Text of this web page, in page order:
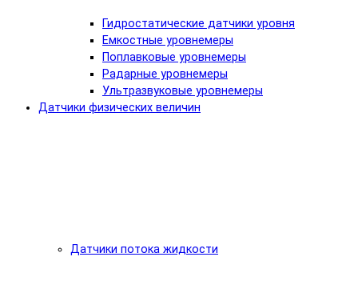
Гидростатические датчики уровня
Емкостные уровнемеры
Поплавковые уровнемеры
Радарные уровнемеры
Ультразвуковые уровнемеры
Датчики физических величин
Датчики потока жидкости